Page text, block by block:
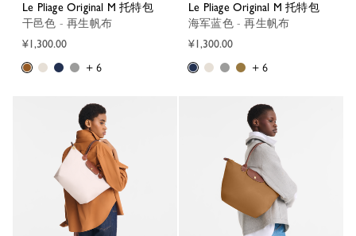
Le Pliage Original M 托特包
干邑色 - 再生帆布
¥1,300.00
+ 6
Le Pliage Original M 托特包
海军蓝色 - 再生帆布
¥1,300.00
+ 6